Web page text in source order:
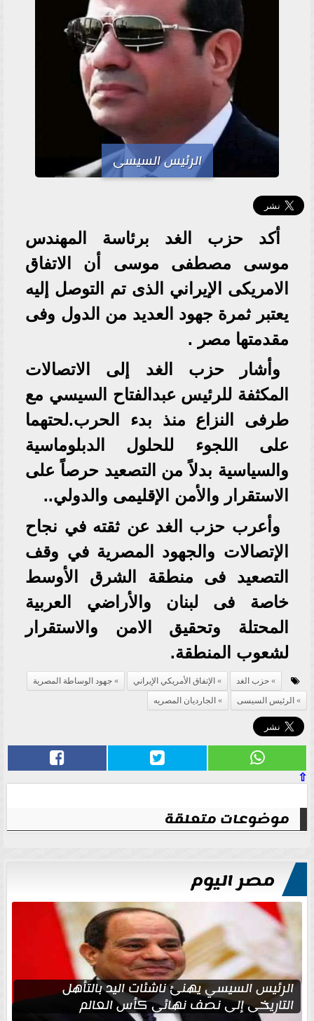
الرئيس السيسى
أكد حزب الغد برئاسة المهندس
موسى مصطفى موسى أن الاتفاق
الامريكى الإيراني الذى تم التوصل إليه
يعتبر ثمرة جهود العديد من الدول وفى
مقدمتها مصر .
وأشار حزب الغد إلى الاتصالات
المكثفة للرئيس عبدالفتاح السيسي مع
طرفى النزاع منذ بدء الحرب.لحتهما
على اللجوء للحلول الدبلوماسية
والسياسية بدلاً من التصعيد حرصاً على
الاستقرار والأمن الإقليمى والدولي..
وأعرب حزب الغد عن ثقته في نجاح
الإتصالات والجهود المصرية في وقف
التصعيد فى منطقة الشرق الأوسط
خاصة فى لبنان والأراضي العربية
المحتلة وتحقيق الامن والاستقرار
لشعوب المنطقة.
حزب الغد الإتفاق الأمريكي الإيراني
جهود الوساطة المصرية
الرئيس السيسى
الجارديان المصريه
⇧
موضوعات متعلقة
مصر اليوم
الرئيس السيسي يهنئ ناشئات اليد بالتأهل
التاريخي إلى نصف نهائي كأس العالم